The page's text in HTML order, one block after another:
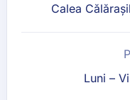
Calea
Luni –